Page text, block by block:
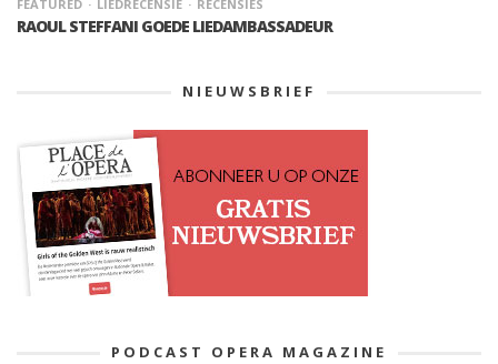
FEATURED LIEDRECENSIE RECENSIES
RAOUL STEFFANI GOEDE LIEDAMBASSADEUR
NIEUWSBRIEF
PODCAST OPERA MAGAZINE